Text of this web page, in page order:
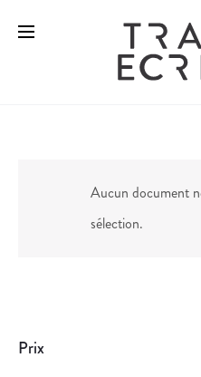
Aucun document
sélection.
Prix